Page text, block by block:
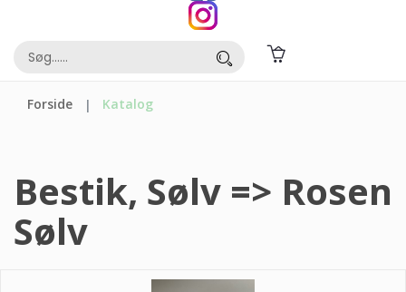
Forside Katalog
Bestik, Sølv => Rosen
Sølv